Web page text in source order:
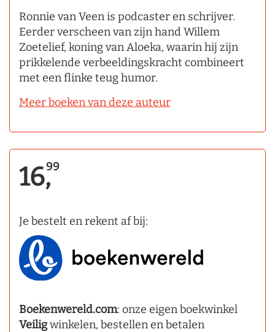
Ronnie van Veen is podcaster en schrijver.
Eerder verscheen van zijn hand Willem
Zoetelief, koning van Aloeka, waarin hij zijn
prikkelende verbeeldingskracht combineert
met een flinke teug humor.
Meer boeken van deze auteur
16,99
Je bestelt en rekent af bij:
Boekenwereld.com: onze eigen boekwinkel
Veiligwinkelen, bestellen en betalen